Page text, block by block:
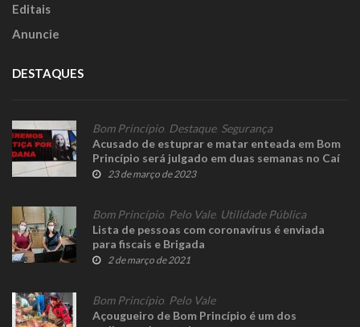
Editais
Anuncie
DESTAQUES
Bom Princípio Destaque, Segurança
Acusado de estuprar e matar enteada em Bom
Princípio será julgado em duas semanas no Caí
23 de março de 2023
Bom Princípio Pelo Vale, Utilidade Pública
Lista de pessoas com coronavírus é enviada
para fiscais e Brigada
2 de março de 2021
Bom Princípio Pelo Vale
Açougueiro de Bom Princípio é um dos